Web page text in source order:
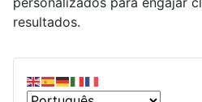
resultados.